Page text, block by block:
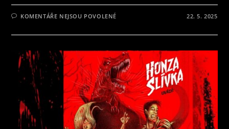
KOMENTÁŘE NEJSOU POVOLENÉ
NÁZVEM
ČESKÉ
SCI-
FI
–
KDYŽ
ŠELMA
ZAČNE
MLÍT
NA
HRUBO
22. 5. 2025